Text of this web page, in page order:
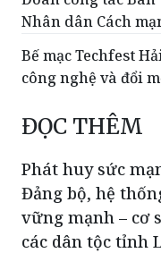
Nhân dân Cách
Bế mạc Techfest
công nghệ và đổi
ĐỌC THÊM
Phát huy sức
Đảng bộ, hệ
vững mạnh – cơ
các dân tộc tỉnh